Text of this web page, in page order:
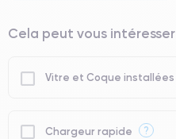
Cela peut vous intéresser
Vitre et Coque installées
Chargeur rapide ?